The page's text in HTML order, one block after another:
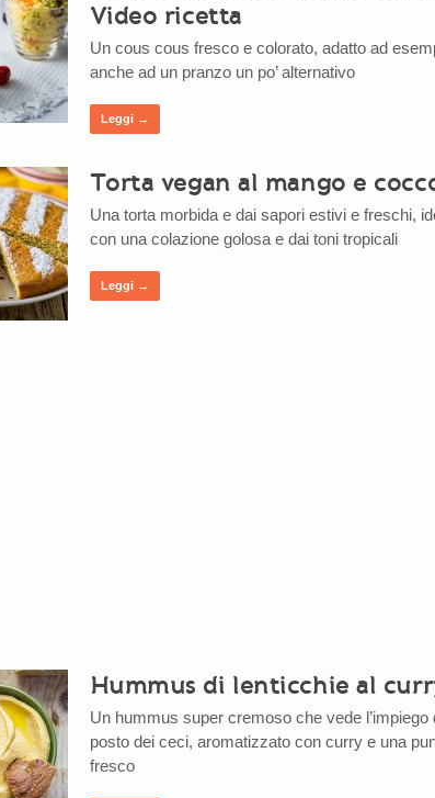
Video ricetta
Un cous cous fresco e colorato, adatto ad
anche ad un pranzo un po’ alternativo
Leggi →
Torta vegan al mango e
Una torta morbida e dai sapori estivi e freschi,
con una colazione golosa e dai toni tropicali
Leggi →
Hummus di lenticchie al
Un hummus super cremoso che vede
posto dei ceci, aromatizzato con curry e una
fresco